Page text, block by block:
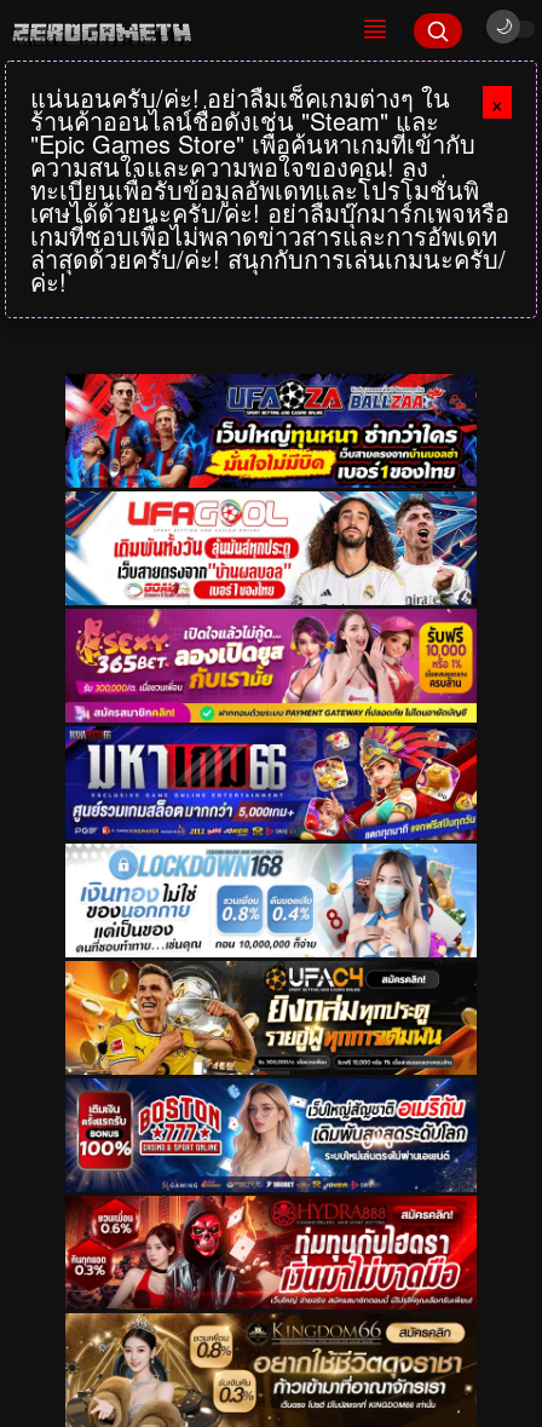
×
แน่นอนครับ/ค่ะ! อย่าลืมเช็คเกมต่างๆ ใน
ร้านค้าออนไลน์ชื่อดังเช่น "Steam" และ
"Epic Games Store" เพื่อค้นหาเกมที่เข้ากับ
ความสนใจและความพอใจของคุณ! ลง
ทะเบียนเพื่อรับข้อมูลอัพเดทและโปรโมชั่นพิ
เศษได้ด้วยนะครับ/ค่ะ! อย่าลืมบุ๊กมาร์กเพจหรือ
เกมที่ชอบเพื่อไม่พลาดข่าวสารและการอัพเดท
ล่าสุดด้วยครับ/ค่ะ! สนุกกับการเล่นเกมนะครับ/
ค่ะ!